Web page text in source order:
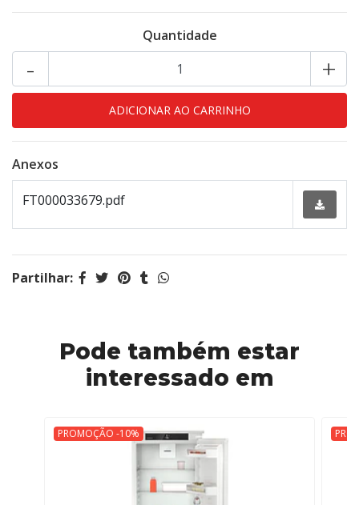
Quantidade
+
-
Anexos
FT000033679.pdf
Partilhar:
Pode também estar
interessado em
PROMOÇÃO -10%